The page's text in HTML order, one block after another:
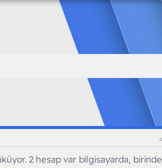
2 hesap var bilgisayarda, birinde